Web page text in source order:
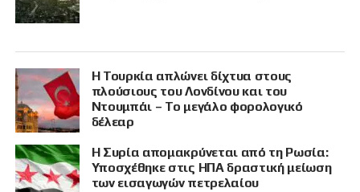
Η Τουρκία απλώνει δίχτυα στους
πλούσιους του Λονδίνου και του
Ντουμπάι – Το μεγάλο φορολογικό
δέλεαρ
Η Συρία απομακρύνεται από τη Ρωσία:
Υποσχέθηκε στις ΗΠΑ δραστική μείωση
των εισαγωγών πετρελαίου